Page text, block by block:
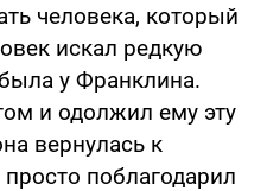
человека, который
искал редкую
у Франклина.
и одолжил ему эту
вернулась к
поблагодарил